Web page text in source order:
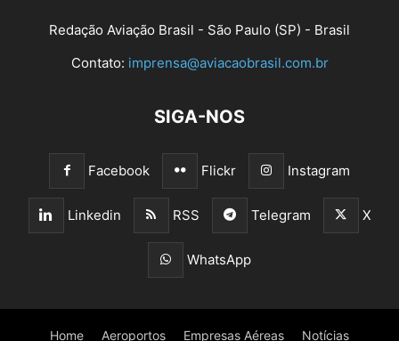
Redação Aviação Brasil - São Paulo (SP) - Brasil
Contato: imprensa@aviacaobrasil.com.br
SIGA-NOS
Facebook Flickr Instagram
Linkedin RSS Telegram X
WhatsApp
Home Aeroportos Empresas Aéreas Notícias